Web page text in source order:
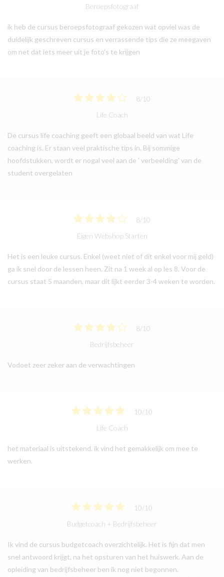
Beroepsfotograaf
ik heb de cursus beroepsfotograaf gekozen wat opviel was de
duidelijk geschreven cursus en verrassende tips die ze meegaven
om net dat iets meer uit je foto's te krijgen
8/ 10
Life Coach
De cursus life coaching geeft een globaal beeld van wat Life
coaching is. Er staan veel praktische tips in. Bij sommige
hoofdstukken, wordt er nogal veel aan de ' verbeelding' van de
student overgelaten
8/10
Eigen Webshop Starten
Het is een leuke cursus. Enkel (weet niet of dit enkel voor mij geld)
ga ik snel door de lessen heen. Zit na 1 week al op les 8. Voor de
cursus staat 5 maanden, maar dit lijkt eerder 3-4 weken te worden.
8/ 10
Bedrijfsbeheer
Vodoet zeer zeker aan de verwachtingen
10/10
Life Coach
het materiaal is uitstekend. ik vind het gemakkelijk om mee te
werken.
10/ 10
Budgetcoach + Bedrijfsbeheer
Ik vind de cursus budgetcoach overzichtelijk. Het is fijn dat men
snel antwoord krijgt, na het opsturen van het huiswerk. Aan de
opleiding van bedrijfsbeheer ben ik nog niet begonnen.